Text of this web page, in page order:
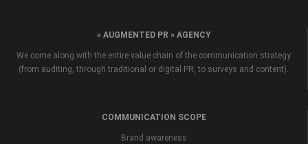
« AUGMENTED PR » AGENCY
We come along with the entire value chain of the communication strategy
(from auditing, through traditional or digital PR, to surveys and content).
COMMUNICATION SCOPE
Brand awareness